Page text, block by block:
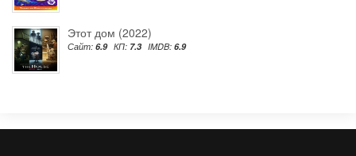
Этот дом (2022)
Сайт: 6.9 КП: 7.3 IMDB: 6.9